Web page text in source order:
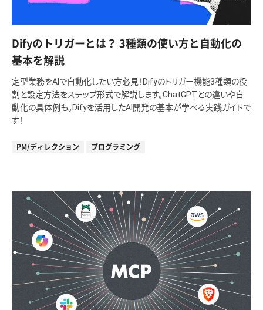
Difyのトリガーとは？ 3種類の使い方と自動化の
基本を解説
定型業務をAIで自動化したい方必見！Difyのトリガー機能3種類の役
割と設定方法をステップ形式で解説します。ChatGPTとの違いや自
動化の具体例も。Difyを活用したAI開発の基本が学べる実践ガイドで
す！
PM/ディレクション プログラミング